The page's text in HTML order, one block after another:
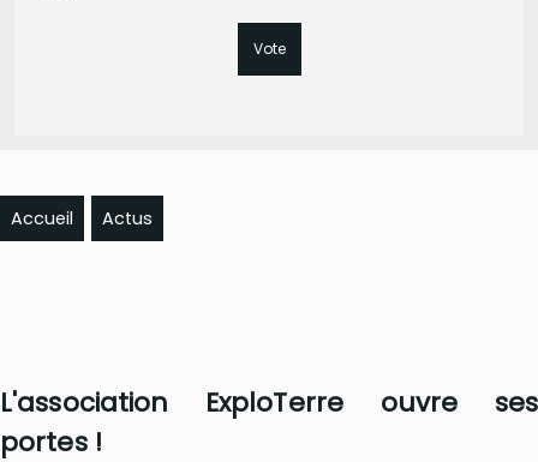
Vote
Accueil Actus
L'association ExploTerre ouvre ses
portes !